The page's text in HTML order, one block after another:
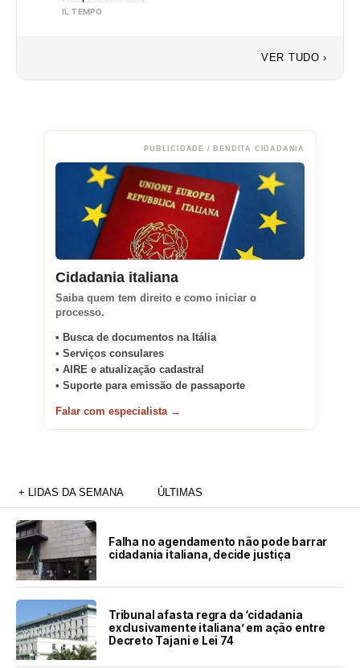
IL TEMPO
VER TUDO ›
PUBLICIDADE / BENDITA CIDADANIA
Cidadania italiana
Saiba quem tem direito e como iniciar o
processo.
• Busca de documentos na Itália
• Serviços consulares
• AIRE e atualização cadastral
• Suporte para emissão de passaporte
Falar com especialista →
+ LIDAS DA SEMANA ÚLTIMAS
Falha no agendamento não pode barrar
cidadania italiana, decide justiça
Tribunal afasta regra da ‘cidadania
exclusivamente italiana’ em ação entre
Decreto Tajani e Lei 74